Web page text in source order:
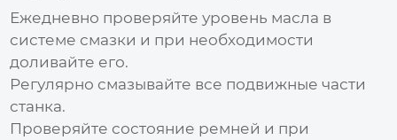
Ежедневно проверяйте уровень масла в
системе смазки и при необходимости
доливайте его.
Регулярно смазывайте все подвижные части
станка.
Проверяйте состояние ремней и при